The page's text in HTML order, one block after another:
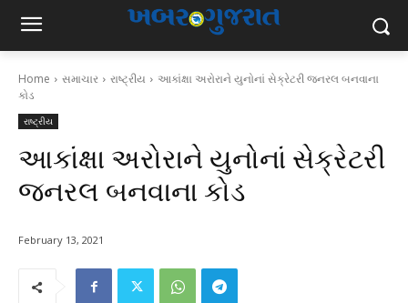
Home સમાચાર રાષ્ટ્રીય
આકાંક્ષા અરોરાને યુનોનાં સેક્રેટરી જનરલ બનવાના
કોડ
રાષ્ટ્રીય
આકાંક્ષા અરોરાને યુનોનાં સેક્રેટરી
જનરલ બનવાના કોડ
February 13, 2021